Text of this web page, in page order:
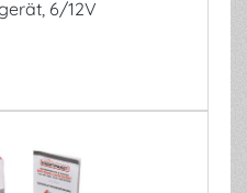
6/12V